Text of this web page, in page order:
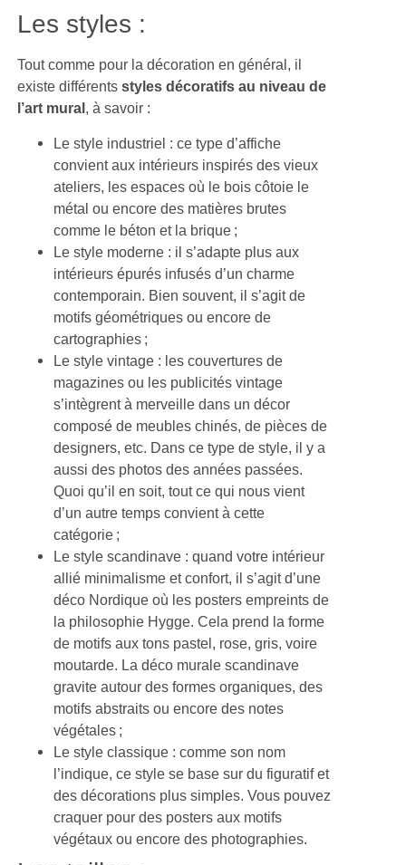
Les styles :
Tout comme pour la décoration en général, il
existe différentsstyles décoratifs au niveau de
l’art mural, à savoir :
Le style industriel : ce type d’affiche
convient aux intérieurs inspirés des vieux
ateliers, les espaces où le bois côtoie le
métal ou encore des matières brutes
comme le béton et la brique ;
Le style moderne : il s’adapte plus aux
intérieurs épurés infusés d’un charme
contemporain. Bien souvent, il s’agit de
motifs géométriques ou encore de
cartographies ;
Le style vintage : les couvertures de
magazines ou les publicités vintage
s’intègrent à merveille dans un décor
composé de meubles chinés, de pièces de
designers, etc. Dans ce type de style, il y a
aussi des photos des années passées.
Quoi qu’il en soit, tout ce qui nous vient
d’un autre temps convient à cette
catégorie ;
Le style scandinave : quand votre intérieur
allié minimalisme et confort, il s’agit d’une
déco Nordique où les posters empreints de
la philosophie Hygge. Cela prend la forme
de motifs aux tons pastel, rose, gris, voire
moutarde. La déco murale scandinave
gravite autour des formes organiques, des
motifs abstraits ou encore des notes
végétales ;
Le style classique : comme son nom
l’indique, ce style se base sur du figuratif et
des décorations plus simples. Vous pouvez
craquer pour des posters aux motifs
végétaux ou encore des photographies.